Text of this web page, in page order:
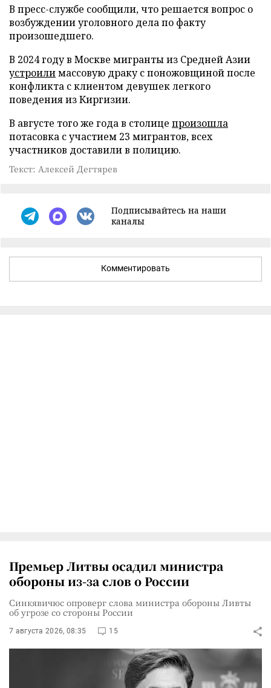
В пресс-службе сообщили, что решается вопрос о
возбуждении уголовного дела по факту
произошедшего.
В 2024 году в Москве мигранты из Средней Азии
устроилимассовую драку с поножовщиной после
конфликта с клиентом девушек легкого
поведения из Киргизии.
В августе того же года в столице произошла
потасовка с участием 23 мигрантов, всех
участников доставили в полицию.
Текст: Алексей Дегтярев
Подписывайтесь на наши
каналы
Комментировать
Премьер Литвы осадил министра
обороны из-за слов о России
Синкявичюс опроверг слова министра обороны Ливты
об угрозе со стороны России
7 августа 2026, 08:35 15